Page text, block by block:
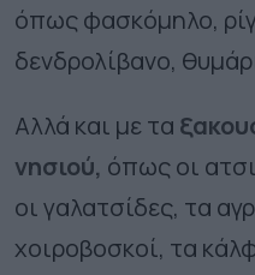
όπως φασκόμηλο,
δενδρολίβανο,
Αλλά και με τα
νησιού, όπως οι
οι γαλατσίδες, τα
χοιροβοσκοί, τα